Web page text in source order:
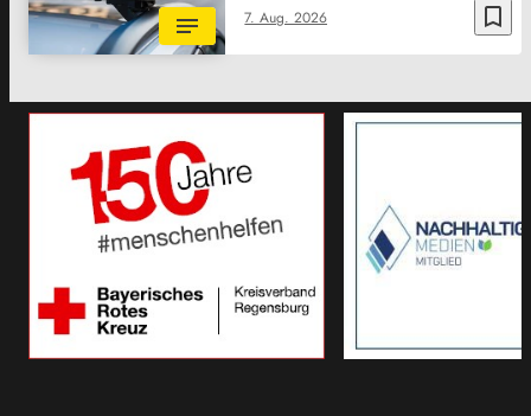
bookmark_border
7. Aug. 2026